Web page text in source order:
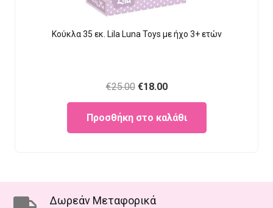
Κούκλα 35 εκ. Lila Luna Τοys με ήχο 3+ ετών
€25.00 Original
price
was:
€25.00.
€18.00Current
price
is:
€18.00.
Προσθήκη στο καλάθι
Δωρεάν Μεταφορικά